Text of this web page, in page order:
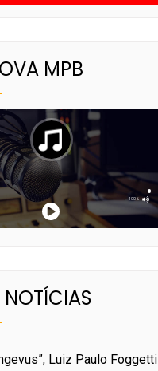
MPB
NOTÍCIAS
Luiz Paulo Foggetti